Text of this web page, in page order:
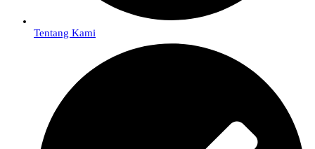
Tentang Kami